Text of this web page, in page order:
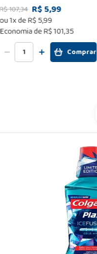
R$107,34 R$ 5,99
ou1x deR$5,99
Economia deR$ 101,35
Comprar